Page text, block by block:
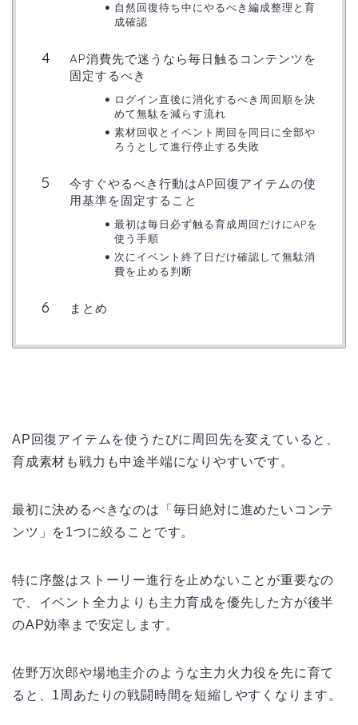
自然回復待ち中にやるべき編成整理と育
成確認
AP消費先で迷うなら毎日触るコンテンツを
固定するべき
ログイン直後に消化するべき周回順を決
めて無駄を減らす流れ
素材回収とイベント周回を同日に全部や
ろうとして進行停止する失敗
今すぐやるべき行動はAP回復アイテムの使
用基準を固定すること
最初は毎日必ず触る育成周回だけにAPを
使う手順
次にイベント終了日だけ確認して無駄消
費を止める判断
まとめ
AP回復アイテムを使うたびに周回先を変えていると、
育成素材も戦力も中途半端になりやすいです。
最初に決めるべきなのは「毎日絶対に進めたいコンテ
ンツ」を1つに絞ることです。
特に序盤はストーリー進行を止めないことが重要なの
で、イベント全力よりも主力育成を優先した方が後半
のAP効率まで安定します。
佐野万次郎や場地圭介のような主力火力役を先に育て
ると、1周あたりの戦闘時間を短縮しやすくなります。